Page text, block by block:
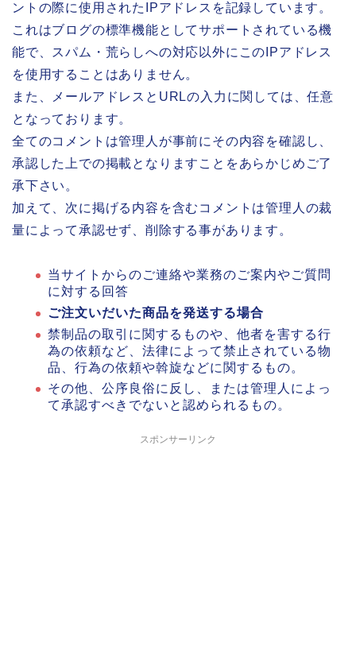
ントの際に使用されたIPアドレスを記録しています。
これはブログの標準機能としてサポートされている機
能で、スパム・荒らしへの対応以外にこのIPアドレス
を使用することはありません。
また、メールアドレスとURLの入力に関しては、任意
となっております。
全てのコメントは管理人が事前にその内容を確認し、
承認した上での掲載となりますことをあらかじめご了
承下さい。
加えて、次に掲げる内容を含むコメントは管理人の裁
量によって承認せず、削除する事があります。
当サイトからのご連絡や業務のご案内やご質問
に対する回答
ご注文いだいた商品を発送する場合
禁制品の取引に関するものや、他者を害する行
為の依頼など、法律によって禁止されている物
品、行為の依頼や斡旋などに関するもの。
その他、公序良俗に反し、または管理人によっ
て承認すべきでないと認められるもの。
スポンサーリンク